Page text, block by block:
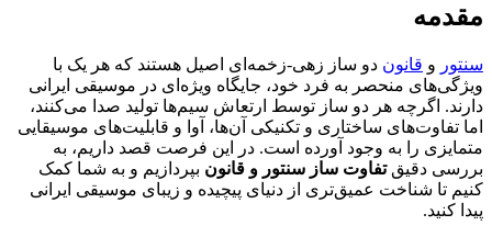
مقدمه
سنتور و قانون دو ساز زهی-زخمه‌ای اصیل هستند که هر یک با
ویژگی‌های منحصر به فرد خود، جایگاه ویژه‌ای در موسیقی ایرانی
دارند. اگرچه هر دو ساز توسط ارتعاش سیم‌ها تولید صدا می‌کنند،
اما تفاوت‌های ساختاری و تکنیکی آن‌ها، آوا و قابلیت‌های موسیقایی
متمایزی را به وجود آورده است. در این فرصت قصد داریم، به
بررسی دقیقتفاوت ساز سنتور و قانون بپردازیم و به شما کمک
کنیم تا شناخت عمیق‌تری از دنیای پیچیده و زیبای موسیقی ایرانی
پیدا کنید.